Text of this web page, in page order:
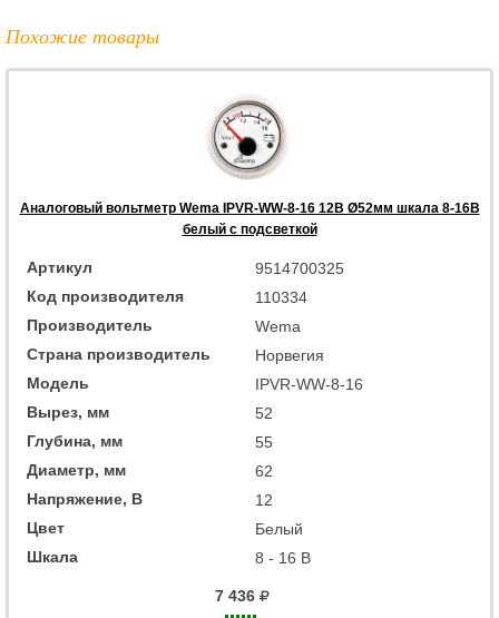
Похожие товары
Аналоговый вольтметр Wema IPVR-WW-8-16 12В Ø52мм шкала 8-16В
белый с подсветкой
Артикул
9514700325
Код производителя
110334
Производитель
Wema
Страна производитель
Норвегия
Модель
IPVR-WW-8-16
Вырез, мм
52
Глубина, мм
55
Диаметр, мм
62
Напряжение, В
12
Цвет
Белый
Шкала
8 - 16 В
7 436